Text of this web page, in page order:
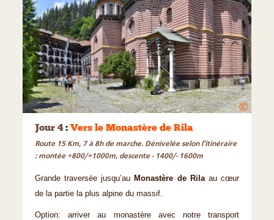
©
Jour 4 : Vers le Monastère de Rila
Route 15 Km, 7 à 8h de marche. Dénivelée selon l’itinéraire
: montée +800/+1000m, descente - 1400/- 1600m
Grande traversée jusqu’au Monastère de Rilaau cœur
de la partie la plus alpine du massif.
Option: arriver au monastère avec notre transport